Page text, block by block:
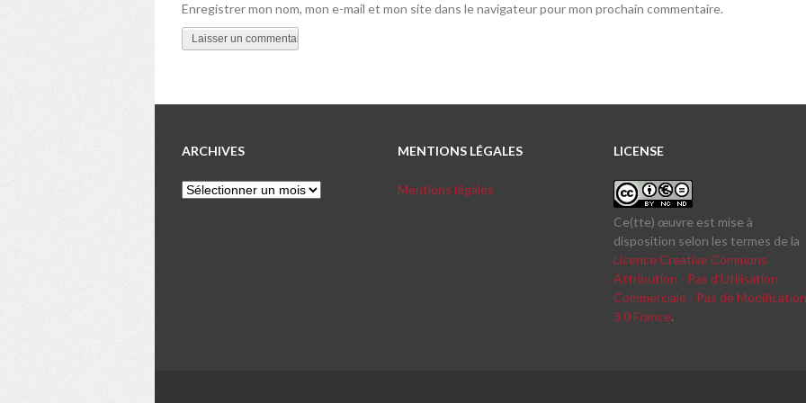
Enregistrer mon nom, mon e-mail et mon site dans le navigateur pour mon prochain commentaire.
ARCHIVES
Archives
MENTIONS LÉGALES
Mentions légales
LICENSE
Ce(tte) œuvre est mise à
disposition selon les termes de la
Licence Creative Commons
Attribution - Pas d’Utilisation
Commerciale - Pas de Modification
3.0 France.